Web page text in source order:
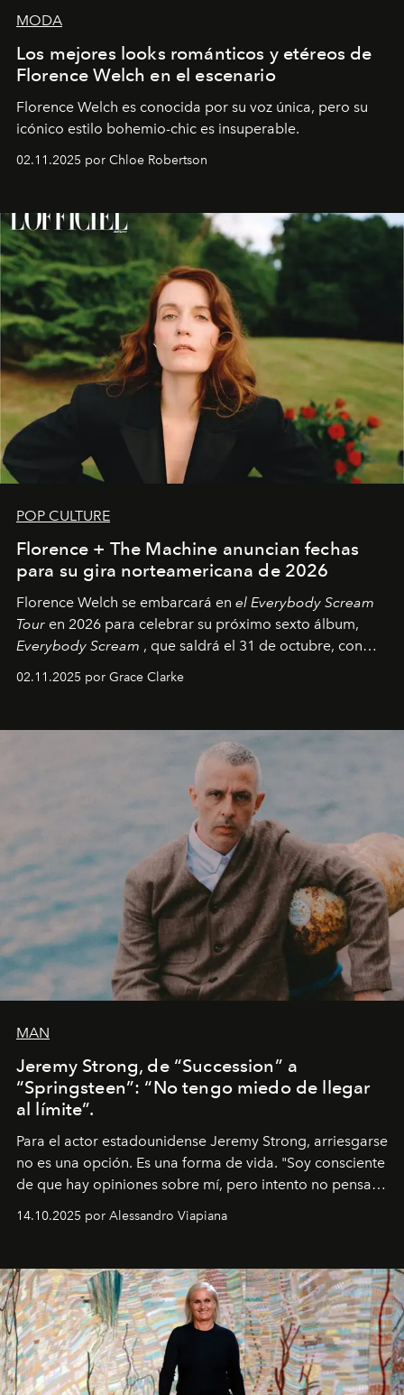
MODA
Los mejores looks románticos y etéreos de
Florence Welch en el escenario
Florence Welch es conocida por su voz única, pero su
icónico estilo bohemio-chic es insuperable.
02.11.2025 por Chloe Robertson
POP CULTURE
Florence + The Machine anuncian fechas
para su gira norteamericana de 2026
Florence Welch se embarcará en el Everybody Scream
Tour en 2026 para celebrar su próximo sexto álbum,
Everybody Scream , que saldrá el 31 de octubre, con
fechas en Norteamérica a partir de abril del próximo
02.11.2025 por Grace Clarke
MAN
Jeremy Strong, de “Succession” a
“Springsteen”: “No tengo miedo de llegar
al límite”.
Para el actor estadounidense Jeremy Strong, arriesgarse
no es una opción. Es una forma de vida. "Soy consciente
de que hay opiniones sobre mí, pero intento no pensar
demasiado en cómo me perciben. Creo que es una
pérdida de tiempo", afirma.
14.10.2025 por Alessandro Viapiana